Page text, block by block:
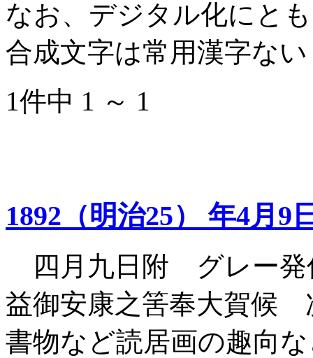
なお、デジタル化にと
合成文字は常用漢字な
1件中 1 ～ 1
1892（明治25） 年4月9
四月九日附 グレー
益御安康之筈奉大賀候
書物など読居画の趣向